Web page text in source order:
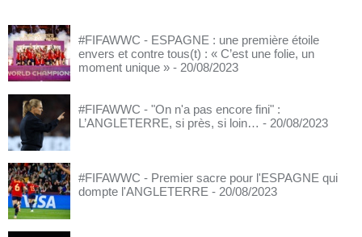
#FIFAWWC - ESPAGNE : une première étoile
envers et contre tous(t) : « C’est une folie, un
moment unique » - 20/08/2023
#FIFAWWC - "On n'a pas encore fini" :
L’ANGLETERRE, si près, si loin… - 20/08/2023
#FIFAWWC - Premier sacre pour l'ESPAGNE qui
dompte l'ANGLETERRE - 20/08/2023